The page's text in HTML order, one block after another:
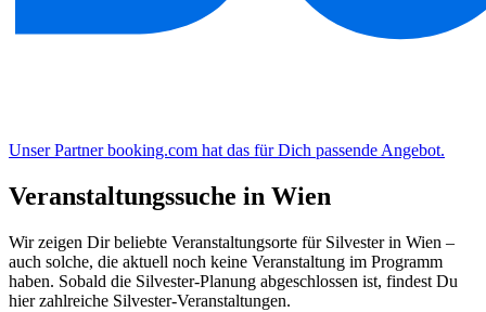
Unser Partner booking.com hat das für Dich passende Angebot.
Veranstaltungssuche in Wien
Wir zeigen Dir beliebte Veranstaltungsorte für Silvester in Wien –
auch solche, die aktuell noch keine Veranstaltung im Programm
haben. Sobald die Silvester-Planung abgeschlossen ist, findest Du
hier zahlreiche Silvester-Veranstaltungen.